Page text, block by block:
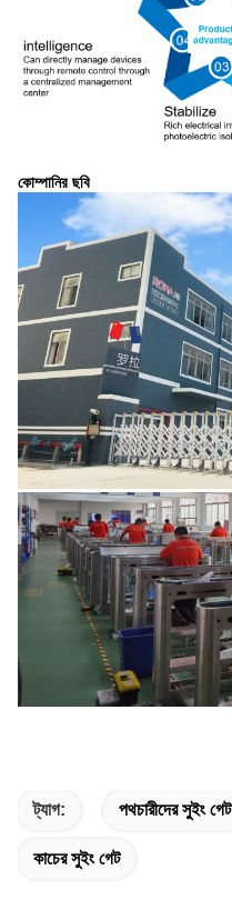
কোম্পানির ছবি
ট্যাগ: পথচারীদের সুইং গেট
কাচের সুইং গেট